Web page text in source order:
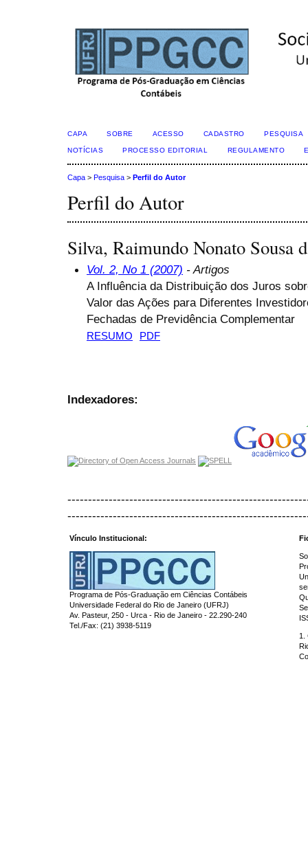
CAPA SOBRE ACESSO CADASTRO PESQUISA
NOTÍCIAS PROCESSO EDITORIAL REGULAMENTO
Capa > Pesquisa > Perfil do Autor
Perfil do Autor
Silva, Raimundo Nonato Sousa
Vol. 2, No 1 (2007) - Artigos
A Influência da Distribuição dos Juros
Valor das Ações para Diferentes
Fechadas de Previdência Complementar
RESUMO PDF
Indexadores:
Vínculo Institucional:
Programa de Pós-Graduação em Ciências Contábeis
Universidade Federal do Rio de Janeiro (UFRJ)
Av. Pasteur, 250 - Urca - Rio de Janeiro - 22.290-240
Tel./Fax: (21) 3938-5119
1.